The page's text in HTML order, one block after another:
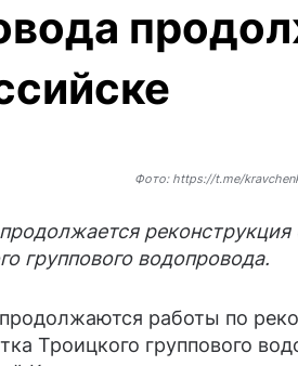
Фото: https://t.me/
группового водопровода.
работы по
Троицкого группового